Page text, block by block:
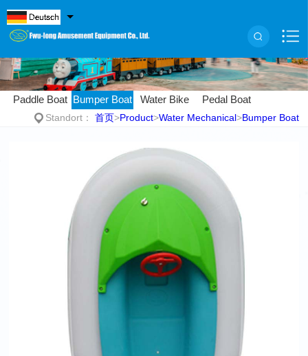
Paddle Boat Bumper Boat Water Bike
Pedal Boat
Standort：
首页>Product>Water Mechanical>Bumper Boat